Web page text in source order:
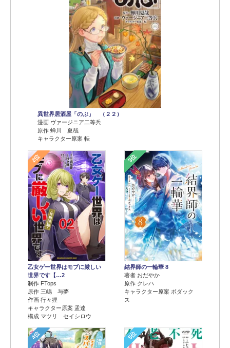
異世界居酒屋「のぶ」 （２２）
漫画 ヴァージニア二等兵
原作 蝉川 夏哉
キャラクター原案 転
2位
乙女ゲー世界はモブに厳しい
世界です【…2
制作 FTops
原作 三嶋 与夢
作画 行々狸
キャラクター原案 孟達
構成 マツリ セイシロウ
3位
結界師の一輪華 8
著者 おだやか
原作 クレハ
キャラクター原案 ボダック
ス
4位 5位